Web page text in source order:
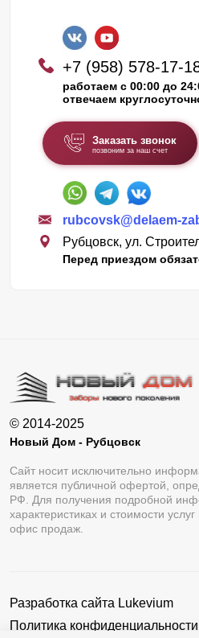
+7 (958) 578-17-
работаем с 00:00 до
отвечаем
Заказать звонок
позвоним за наш счет
rubcovsk@delaem-
Рубцовск, ул.
Перед приездом
© 2014-2025
Новый Дом - Рубцовск
Сайт носит исключительно
является публичной офертой,
РФ. Для получения подробной
характеристиках и стоимости
офис продаж.
Разработка сайта Lukevium
Политика конфиденциальности